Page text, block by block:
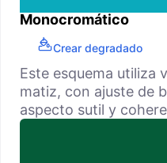
Monocromático
Crear degradado
Este esquema utiliza
matiz, con ajuste de
aspecto sutil y